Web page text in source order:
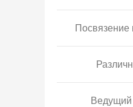
Посвязение
Ведущий